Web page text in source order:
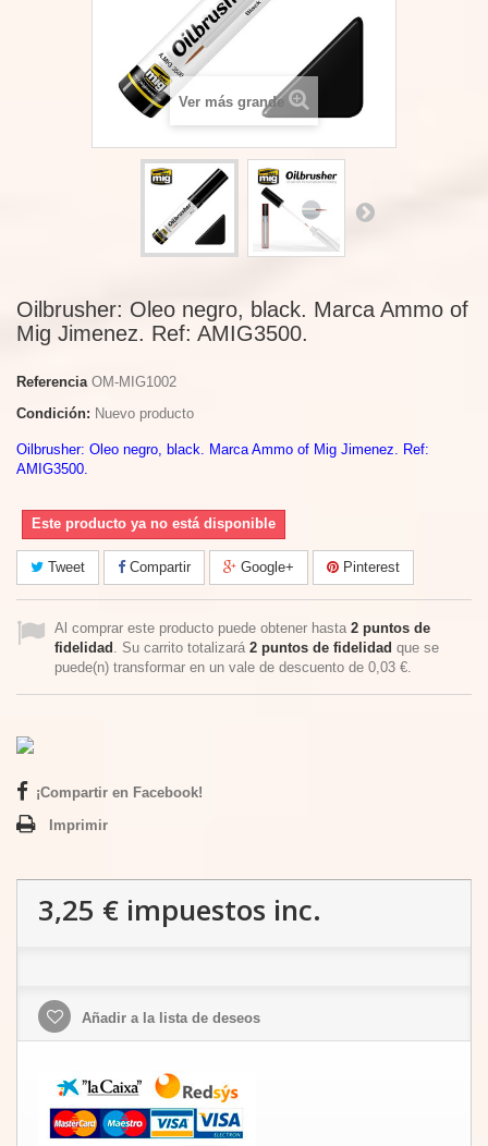
Ver más grande
Oilbrusher: Oleo negro, black. Marca Ammo of
Mig Jimenez. Ref: AMIG3500.
Referencia OM-MIG1002
Condición: Nuevo producto
Oilbrusher: Oleo negro, black. Marca Ammo of Mig Jimenez. Ref:
AMIG3500.
Este producto ya no está disponible
Tweet Compartir Google+ Pinterest
Al comprar este producto puede obtener hasta 2 puntos de
fidelidad . Su carrito totalizará 2 puntos de fidelidad que se
puede(n) transformar en un vale de descuento de 0,03 €.
¡Compartir en Facebook!
Imprimir
3,25 € impuestos inc.
Añadir a la lista de deseos